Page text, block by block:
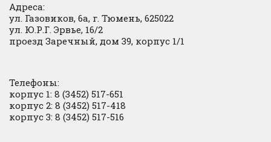
Адреса:
ул. Газовиков, 6а, г. Тюмень, 625022
ул. Ю.Р.Г. Эрвье, 16/2
проезд Заречный, дом 39, корпус 1/1
Телефоны:
корпус 1: 8 (3452) 517-651
корпус 2: 8 (3452) 517-418
корпус 3: 8 (3452) 517-516